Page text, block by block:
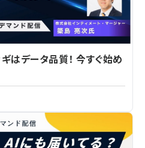
はデータ品質！ 今すぐ始め